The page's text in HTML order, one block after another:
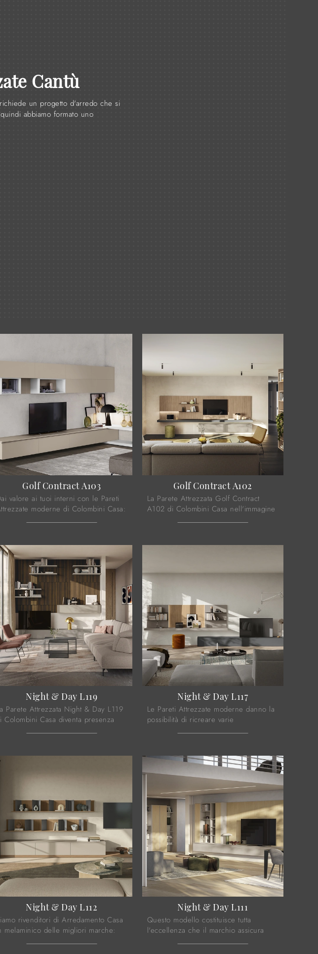
Cantù
un progetto d'arredo che si
abbiamo formato uno
Golf Contract A103
valore ai tuoi interni con le Pareti
moderne di Colombini Casa:
Golf Contract A102
La Parete Attrezzata Golf Contract
A102 di Colombini Casa nell'immagine
Night & Day L119
Parete Attrezzata Night & Day L119
Colombini Casa diventa presenza
Night & Day L117
Le Pareti Attrezzate moderne danno la
possibilità di ricreare varie
Night & Day L112
rivenditori di Arredamento Casa
melaminico delle migliori marche:
Night & Day L111
Questo modello costituisce tutta
l'eccellenza che il marchio assicura